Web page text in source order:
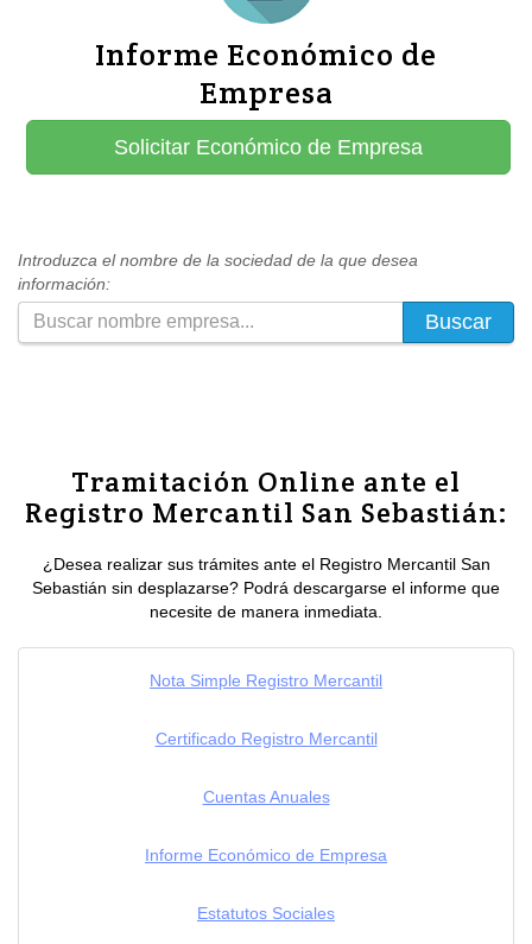
Informe Económico de
Empresa
Solicitar Económico de Empresa
Introduzca el nombre de la sociedad de la que desea
información:
Buscar
Tramitación Online ante el
Registro Mercantil San Sebastián:
¿Desea realizar sus trámites ante el Registro Mercantil San
Sebastián sin desplazarse? Podrá descargarse el informe que
necesite de manera inmediata.
Nota Simple Registro Mercantil
Certificado Registro Mercantil
Cuentas Anuales
Informe Económico de Empresa
Estatutos Sociales